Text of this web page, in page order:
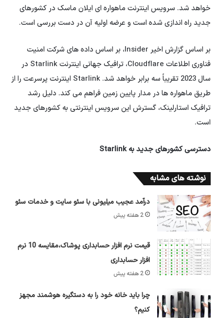
خواهد شد. سرویس اینترنت ماهواره ای ایلان ماسک در کشورهای
جدید راه اندازی شده است و عرضه اولیه آن در دست بررسی است.
بر اساس گزارش اخیر Insider، بر اساس داده های شرکت امنیت
فناوری اطلاعات Cloudflare، ترافیک جهانی اینترنت Starlink در
سال 2023 تقریباً سه برابر خواهد شد. Starlink اینترنت پرسرعت را از
طریق ماهواره ها در مدار پایین زمین فراهم می کند. دلیل رشد
ترافیک استارلینک، گسترش این سرویس اینترنتی به کشورهای جدید
است.
دسترسی کشورهای جدید به Starlink
نوشته های مشابه
درآمد عجیب میلیونی با سئو سایت و خدمات سئو
2 هفته پیش
قیمت نرم افزار حسابداری پوشاک،مقایسه 10 نرم
افزار حسابداری
2 هفته پیش
چرا باید خانه خود را به دستگیره هوشمند مجهز
کنیم؟